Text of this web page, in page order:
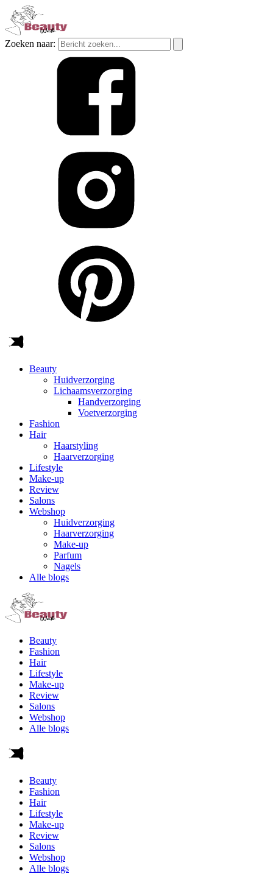
Zoeken naar:
Beauty
Huidverzorging
Lichaamsverzorging
Handverzorging
Voetverzorging
Fashion
Hair
Haarstyling
Haarverzorging
Lifestyle
Make-up
Review
Salons
Webshop
Huidverzorging
Haarverzorging
Make-up
Parfum
Nagels
Alle blogs
Beauty
Fashion
Hair
Lifestyle
Make-up
Review
Salons
Webshop
Alle blogs
Beauty
Fashion
Hair
Lifestyle
Make-up
Review
Salons
Webshop
Alle blogs